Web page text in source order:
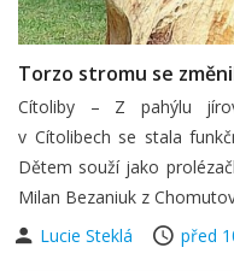
Torzo stromu se
Cítoliby – Z pahýlu
v Cítolibech se stala
Dětem souží jako
Milan Bezaniuk z
Lucie Steklá
před